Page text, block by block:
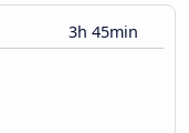
3h 45min